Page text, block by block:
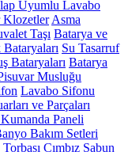
Uyumlu Lavabo
Klozetler Asma
Taşı Batarya ve
Su Tasarruf
Bataryaları Batarya
Musluğu
Lavabo Sifonu
ve Parçaları
Paneli
Bakım Setleri
Cımbız Sabun